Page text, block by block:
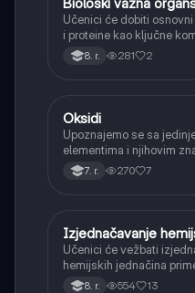
Učenici će dobiti
i proteine kao ključne
njihovu ulogu.
8. r. 281 2
Hemija
Oksidi
Upoznajemo se sa
elementima i njihovim
ugljen-dioksid.
7. r. 270 7
Hemija
Izjednačavanje
Učenici će vežbati
hemijskih jednačina
mase, osiguravajući isti
8. r. 554 13